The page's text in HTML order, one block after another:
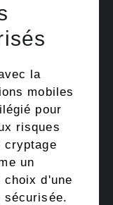
la
mobiles
pour
risques
cryptage
un
choix d'une
sécurisée.